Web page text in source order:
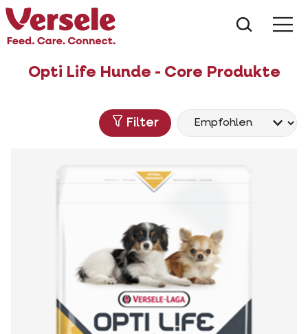
Opti Life Hunde - Core Produkte
Filter